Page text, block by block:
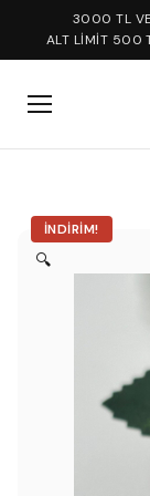
3000 TL VE
ALT LİMİT 500
İNDIRIM!
🔍